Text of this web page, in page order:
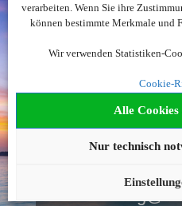
verarbeiten. Wenn Sie ihre
können bestimmte Merkmale und
Wir verwenden Statistiken-
Cookie-
Alle
Nur technisch
Noch
Wir